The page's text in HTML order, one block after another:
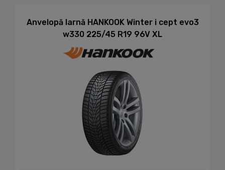
Anvelopă Iarnă HANKOOK Winter i cept evo3
w330 225/45 R19 96V XL